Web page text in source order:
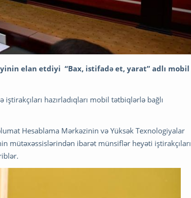
elan etdiyi “Bax, istifadə et, yarat” adlı mobil
hazırladıqları mobil tətbiqlərlə bağlı
Hesablama Mərkəzinin və Yüksək Texnologiyalar
mütəxəssislərindən ibarət münsiflər heyəti